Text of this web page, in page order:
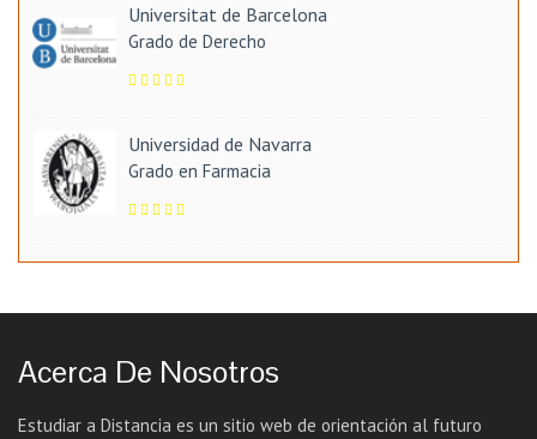
Universitat de Barcelona
Grado de Derecho
Universidad de Navarra
Grado en Farmacia
Acerca De Nosotros
Estudiar a Distancia es un sitio web de orientación al futuro